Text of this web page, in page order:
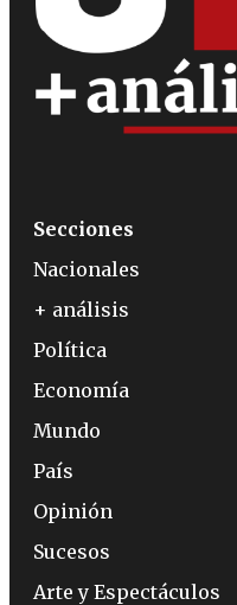
Secciones
Nacionales
+ análisis
Política
Economía
Mundo
País
Opinión
Sucesos
Arte y Espectáculos